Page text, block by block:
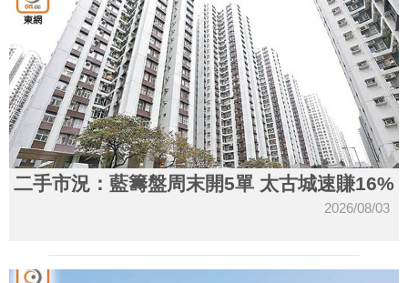
二手市況：藍籌盤周末開5單 太古城速賺16%
2026/08/03